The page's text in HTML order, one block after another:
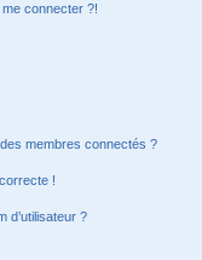
connecter ?!
membres connectés ?
!
d’utilisateur ?